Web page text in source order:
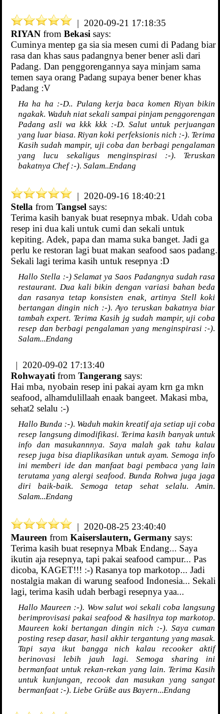
| 2020-09-21 17:18:35
RIYAN from Bekasi says:
Cuminya mentep ga sia sia mesen cumi di Padang biar
rasa dan khas saus padangnya bener bener asli dari
Padang. Dan penggorengannya saya minjam sama
temen saya orang Padang supaya bener bener khas
Padang :V
Ha ha ha :-D.. Pulang kerja baca komen Riyan bikin
ngakak. Waduh niat sekali sampai pinjam penggorengan
Padang asli wa kkk kkk :-D. Salut untuk perjuangan
yang luar biasa. Riyan koki perfeksionis nich :-). Terima
Kasih sudah mampir, uji coba dan berbagi pengalaman
yang lucu sekaligus menginspirasi :-). Teruskan
bakatnya Chef :-). Salam..Endang
| 2020-09-16 18:40:21
Stella from Tangsel says:
Terima kasih banyak buat resepnya mbak. Udah coba
resep ini dua kali untuk cumi dan sekali untuk
kepiting. Adek, papa dan mama suka banget. Jadi ga
perlu ke restoran lagi buat makan seafood saos padang.
Sekali lagi terima kasih untuk resepnya :D
Hallo Stella :-) Selamat ya Saos Padangnya sudah rasa
restaurant. Dua kali bikin dengan variasi bahan beda
dan rasanya tetap konsisten enak, artinya Stell koki
bertangan dingin nich :-). Ayo teruskan bakatnya biar
tambah expert. Terima Kasih jg sudah mampir, uji coba
resep dan berbagi pengalaman yang menginspirasi :-).
Salam...Endang
| 2020-09-02 17:13:40
Rohwayati from Tangerang says:
Hai mba, nyobain resep ini pakai ayam krn ga mkn
seafood, alhamdulillaah enaak bangeet. Makasi mba,
sehat2 selalu :-)
Hallo Bunda :-). Waduh makin kreatif aja setiap uji coba
resep langsung dimodifikasi. Terima kasih banyak untuk
info dan masukannnya. Saya malah gak tahu kalau
resep juga bisa diaplikasikan untuk ayam. Semoga info
ini memberi ide dan manfaat bagi pembaca yang lain
terutama yang alergi seafood. Bunda Rohwa juga jaga
diri baik-baik. Semoga tetap sehat selalu. Amin.
Salam...Endang
| 2020-08-25 23:40:40
Maureen from Kaiserslautern, Germany says:
Terima kasih buat resepnya Mbak Endang... Saya
ikutin aja resepnya, tapi pakai seafood campur... Pas
dicoba, KAGET!!! :-) Rasanya top markotop... Jadi
nostalgia makan di warung seafood Indonesia... Sekali
lagi, terima kasih udah berbagi resepnya yaa...
Hallo Maureen :-). Wow salut woi sekali coba langsung
berimprovisasi pakai seafood & hasilnya top markotop.
Maureen koki bertangan dingin nich :-). Saya cuman
posting resep dasar, hasil akhir tergantung yang masak.
Tapi saya ikut bangga nich kalau recooker aktif
berinovasi lebih jauh lagi. Semoga sharing ini
bermanfaat untuk rekan-rekan yang lain. Terima Kasih
untuk kunjungan, recook dan masukan yang sangat
bermanfaat :-). Liebe Grüße aus Bayern...Endang